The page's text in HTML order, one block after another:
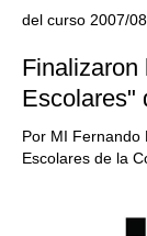
del curso 2007/08
Finalizaron
Escolares"
Por MI Fernando
Escolares de la